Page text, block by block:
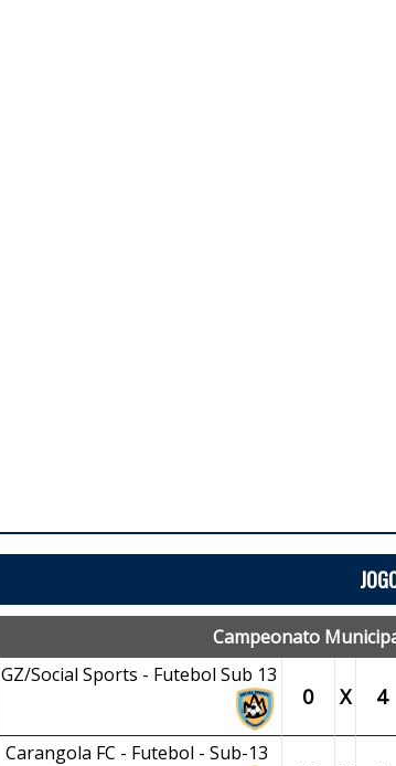
Campeonato
GZ/Social Sports - Futebol Sub 13
0 X 4
Carangola FC - Futebol - Sub-13